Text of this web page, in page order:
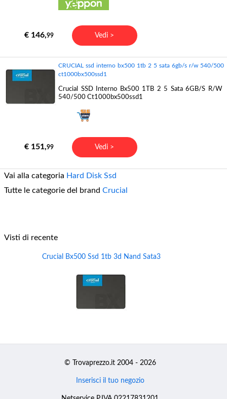
€ 146,99 Vedi >
CRUCIAL ssd interno bx500 1tb 2 5 sata 6gb/s r/w 540/500
ct1000bx500ssd1
Crucial SSD Interno Bx500 1TB 2 5 Sata 6GB/S R/W
540/500 Ct1000bx500ssd1
€ 151,99 Vedi >
Vai alla categoria Hard Disk Ssd
Tutte le categorie del brand Crucial
Visti di recente
Crucial Bx500 Ssd 1tb 3d Nand Sata3
© Trovaprezzo.it 2004 - 2026
Inserisci il tuo negozio